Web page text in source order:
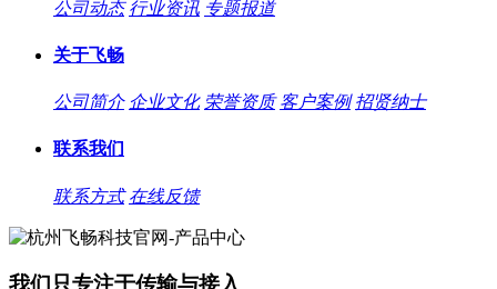
公司动态 行业资讯 专题报道
关于飞畅
公司简介 企业文化 荣誉资质 客户案例 招贤纳士
联系我们
联系方式 在线反馈